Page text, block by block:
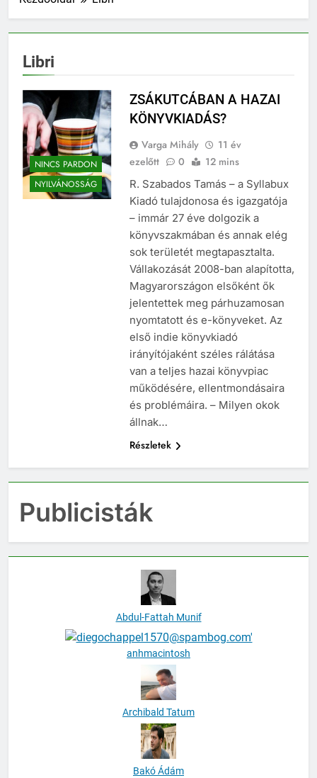
Libri
NINCS PARDON
NYILVÁNOSSÁG
ZSÁKUTCÁBAN A HAZAI
KÖNYVKIADÁS?
Varga Mihály
11 év
ezelőtt
0 12 mins
R. Szabados Tamás – a Syllabux
Kiadó tulajdonosa és igazgatója
– immár 27 éve dolgozik a
könyvszakmában és annak elég
sok területét megtapasztalta.
Vállakozását 2008-ban alapította,
Magyarországon elsőként ők
jelentettek meg párhuzamosan
nyomtatott és e-könyveket. Az
első indie könyvkiadó
irányítójaként széles rálátása
van a teljes hazai könyvpiac
működésére, ellentmondásaira
és problémáira. – Milyen okok
állnak…
Részletek
Publicisták
Abdul-Fattah Munif
anhmacintosh
Archibald Tatum
Bakó Ádám